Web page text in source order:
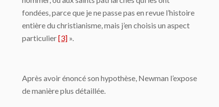
fondées, parce que je ne passe pas en revue l’histoire
entière du christianisme, mais j’en choisis un aspect
particulier[3] ».
Après avoir énoncé son hypothèse, Newman l’expose
de manière plus détaillée.